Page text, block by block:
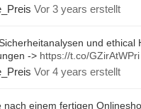
Vor 3 years erstellt
und ethical
-> https://t.co/GZirAtWPri
Vor 4 years erstellt
nach einem fertigen